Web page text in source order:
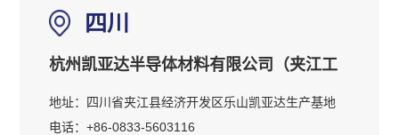
四川
杭州凯亚达半导体材料有限公司（夹江工
厂）
地址：四川省夹江县经济开发区乐山凯亚达生产基地
电话：+86-0833-5603116